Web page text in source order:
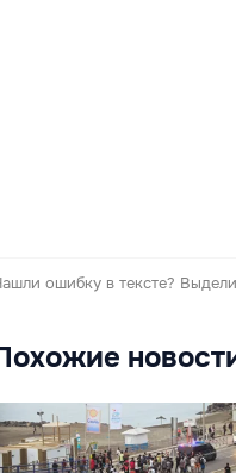
ошибку в тексте?